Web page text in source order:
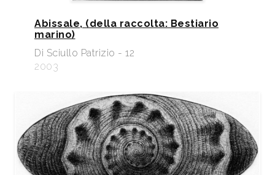
Abissale, (della raccolta: Bestiario
marino)
Di Sciullo Patrizio - 12
2003